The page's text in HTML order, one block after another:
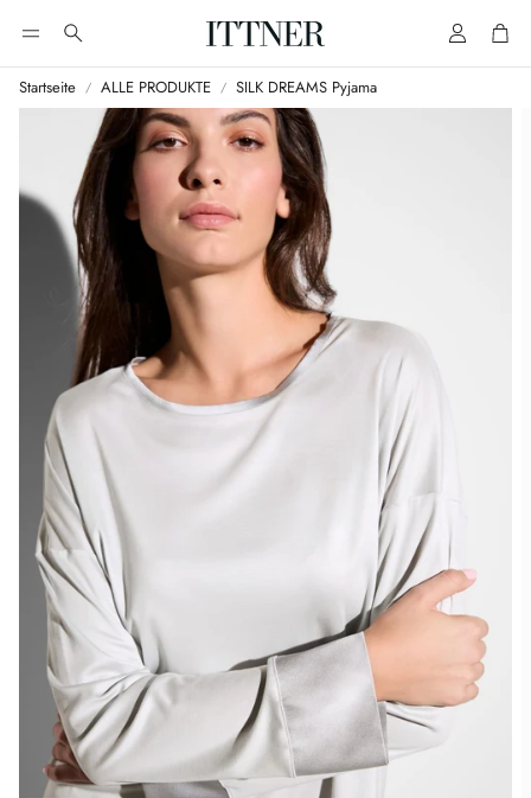
Suche AccountCart
Startseite ALLE PRODUKTE SILK DREAMS Pyjama